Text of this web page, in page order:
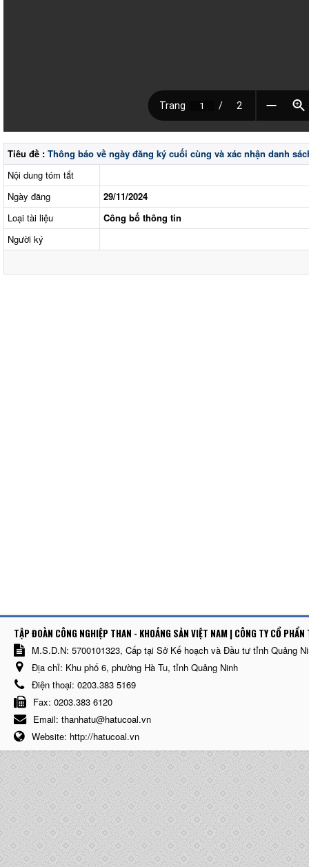
Tiêu đề : Thông báo về ngày đăng ký cuối cùng và xác nhận danh
Nội dung tóm tắt
Ngày đăng
29/11/2024
Loại tài liệu
Công bố thông tin
Người ký
TẬP ĐOÀN CÔNG NGHIỆP THAN - KHOÁNG SẢN VIỆT NAM | CÔNG TY CỔ
M.S.D.N: 5700101323, Cấp tại Sở Kế hoạch và Đầu tư tỉnh Quảng
Địa chỉ: Khu phố 6, phường Hà Tu, tỉnh Quảng Ninh
Điện thoại: 0203.383 5169
Fax: 0203.383 6120
Email: thanhatu@hatucoal.vn
Website: http://hatucoal.vn